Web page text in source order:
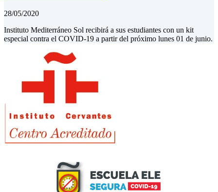
28/05/2020
Instituto Mediterráneo Sol recibirá a sus estudiantes con un kit
especial contra el COVID-19 a partir del próximo lunes 01 de junio.